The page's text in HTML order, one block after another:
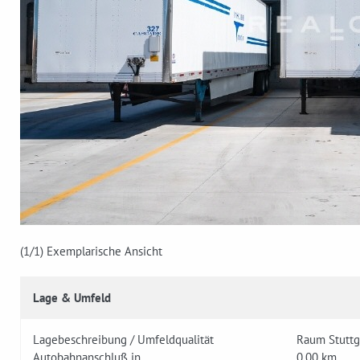
(1/1) Exemplarische Ansicht
Lage & Umfeld
Lagebeschreibung / Umfeldqualität
Raum